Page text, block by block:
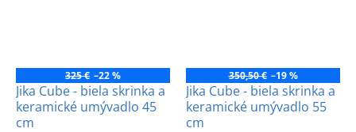
325 € –22 %
Jika Cube - biela skrinka a
keramické umývadlo 45
cm
350,50 € –19 %
Jika Cube - biela skrinka a
keramické umývadlo 55
cm